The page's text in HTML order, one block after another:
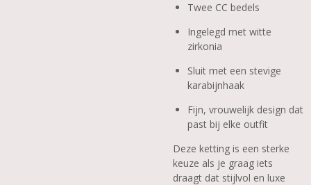
Twee CC bedels
Ingelegd met witte
zirkonia
Sluit met een stevige
karabijnhaak
Fijn, vrouwelijk design dat
past bij elke outfit
Deze ketting is een sterke
keuze als je graag iets
draagt dat stijlvol en luxe